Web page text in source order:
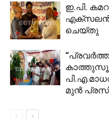
ഇ.പി.
ചെയ്തു
മുന്‍